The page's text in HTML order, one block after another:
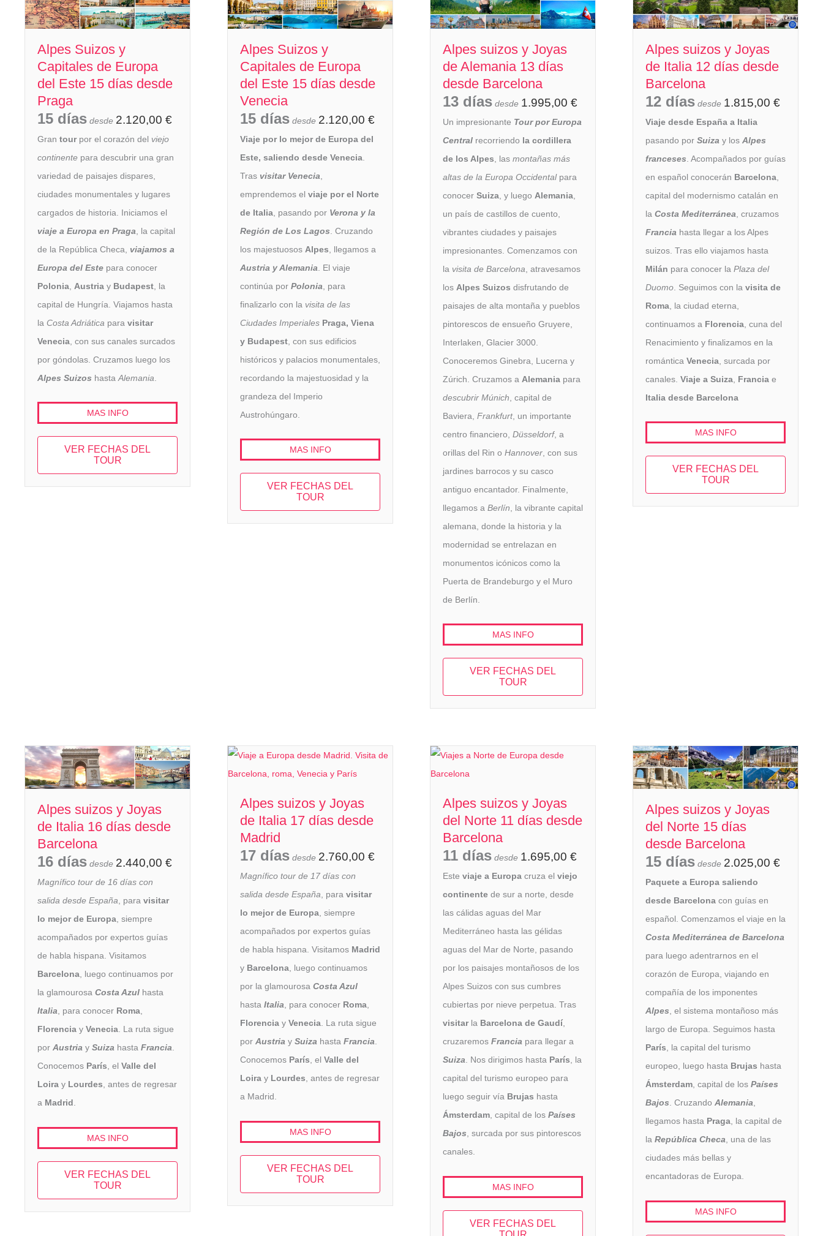
Alpes Suizos y
Capitales de Europa
del Este 15 días desde
Praga
15 días desde 2.120,00 €
Gran tourpor el corazón del viejo
continente para descubrir una gran
variedad de paisajes dispares,
ciudades monumentales y lugares
cargados de historia. Iniciamos el
viaje a Europa en Praga , la capital
de la República Checa, viajamos a
Europa del Este para conocer
Polonia Austria y Budapest , la
capital de Hungría. Viajamos hasta
la Costa Adriática para visitar
Venecia , con sus canales surcados
por góndolas. Cruzamos luego los
Alpes Suizos hasta Alemania
MAS INFO
VER FECHAS DEL
TOUR
Alpes Suizos y
Capitales de Europa
del Este 15 días desde
Venecia
15 días desde 2.120,00 €
Viaje por lo mejor de Europa del
Este, saliendo desde Venecia
Tras visitar Venecia
emprendemos el viaje por el Norte
de Italia , pasando por Verona y la
Región de Los Lagos . Cruzando
los majestuosos Alpes , llegamos a
Austria y Alemania . El viaje
continúa por Polonia , para
finalizarlo con la visita de las
Ciudades Imperiales Praga, Viena
y Budapest , con sus edificios
históricos y palacios monumentales,
recordando la majestuosidad y la
grandeza del Imperio
Austrohúngaro.
MAS INFO
VER FECHAS DEL
TOUR
Alpes suizos y Joyas
de Alemania 13 días
desde Barcelona
13 días desde 1.995,00 €
Un impresionante Tour por Europa
Central recorriendo la cordillera
de los Alpes , las montañas más
altas de la Europa Occidentalpara
conocer Suiza , y luego Alemania
un país de castillos de cuento,
vibrantes ciudades y paisajes
impresionantes. Comenzamos con
la visita de Barcelona , atravesamos
los Alpes Suizos disfrutando de
paisajes de alta montaña y pueblos
pintorescos de ensueño Gruyere,
Interlaken, Glacier 3000.
Conoceremos Ginebra, Lucerna y
Zúrich. Cruzamos a Alemania para
descubrir Múnich , capital de
Baviera, Frankfurt, un importante
centro financiero, Düsseldorf, a
orillas del Rin o Hannover , con sus
jardines barrocos y su casco
antiguo encantador. Finalmente,
llegamos a Berlín , la vibrante capital
alemana, donde la historia y la
modernidad se entrelazan en
monumentos icónicos como la
Puerta de Brandeburgo y el Muro
de Berlín.
MAS INFO
VER FECHAS DEL
TOUR
Alpes suizos y Joyas
de Italia 12 días desde
Barcelona
12 días desde 1.815,00 €
Viaje desde España a Italia
pasando por Suiza y los Alpes
franceses . Acompañados por guías
en español conocerán Barcelona
capital del modernismo catalán en
la Costa Mediterránea , cruzamos
Francia hasta llegar a los Alpes
suizos. Tras ello viajamos hasta
Milán para conocer la Plaza del
Duomo . Seguimos con la visita de
Roma , la ciudad eterna,
continuamos a Florencia , cuna del
Renacimiento y finalizamos en la
romántica Venecia , surcada por
canales. Viaje a Suiza Francia e
Italia desde Barcelona
MAS INFO
VER FECHAS DEL
TOUR
Alpes suizos y Joyas
de Italia 16 días desde
Barcelona
16 días desde 2.440,00 €
Magnífico tour de 16 días con
salida desde España, para visitar
lo mejor de Europa, siempre
acompañados por expertos guías
de habla hispana. Visitamos
Barcelona, luego continuamos por
la glamourosa Costa Azul hasta
Italia, para conocer Roma,
Florencia y Venecia. La ruta sigue
por Austria y Suiza hasta Francia.
Conocemos París, el Valle del
Loira y Lourdes, antes de regresar
a Madrid.
MAS INFO
VER FECHAS DEL
TOUR
Alpes suizos y Joyas
de Italia 17 días desde
Madrid
17 días desde 2.760,00 €
Magnífico tour de 17 días con
salida desde España, para visitar
lo mejor de Europa, siempre
acompañados por expertos guías
de habla hispana. Visitamos Madrid
y Barcelona, luego continuamos
por la glamourosa Costa Azul
hasta Italia, para conocer Roma,
Florencia y Venecia. La ruta sigue
por Austria y Suiza hasta Francia.
Conocemos París, el Valle del
Loira y Lourdes, antes de regresar
a Madrid.
MAS INFO
VER FECHAS DEL
TOUR
Alpes suizos y Joyas
del Norte 11 días desde
Barcelona
11 días desde 1.695,00 €
Este viaje a Europa cruza el viejo
continente de sur a norte, desde
las cálidas aguas del Mar
Mediterráneo hasta las gélidas
aguas del Mar de Norte, pasando
por los paisajes montañosos de los
Alpes Suizos con sus cumbres
cubiertas por nieve perpetua. Tras
visitar la Barcelona de Gaudí,
cruzaremos Francia para llegar a
Suiza. Nos dirigimos hasta París, la
capital del turismo europeo para
luego seguir vía Brujas hasta
Ámsterdam, capital de los Países
Bajos, surcada por sus pintorescos
canales.
MAS INFO
VER FECHAS DEL
Alpes suizos y Joyas
del Norte 15 días
desde Barcelona
15 días desde 2.025,00 €
Paquete a Europa saliendo
desde Barcelona con guías en
español. Comenzamos el viaje en la
Costa Mediterránea de Barcelona
para luego adentrarnos en el
corazón de Europa, viajando en
compañía de los imponentes
Alpes, el sistema montañoso más
largo de Europa. Seguimos hasta
París, la capital del turismo
europeo, luego hasta Brujas hasta
Ámsterdam, capital de los Países
Bajos. Cruzando Alemania,
llegamos hasta Praga, la capital de
la República Checa, una de las
ciudades más bellas y
encantadoras de Europa.
MAS INFO